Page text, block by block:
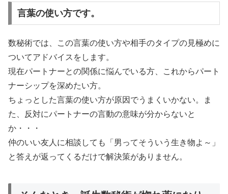
言葉の使い方です。
数秘術では、この言葉の使い方や相手のタイプの見極めに
ついてアドバイスをします。
現在パートナーとの関係に悩んでいる方、これからパート
ナーシップを深めたい方。
ちょっとした言葉の使い方が原因でうまくいかない。ま
た、反対にパートナーの言動の意味が分からないと
か・・・
仲のいい友人に相談しても「男ってそういう生き物よ～」
と答えが返ってくるだけで解決策がありません。